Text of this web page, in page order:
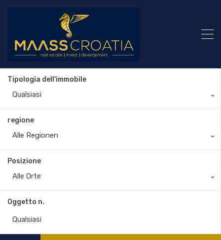
Tipologia dell'immobile
Qualsiasi
regione
Alle Regionen
Posizione
Alle Orte
Oggetto n.